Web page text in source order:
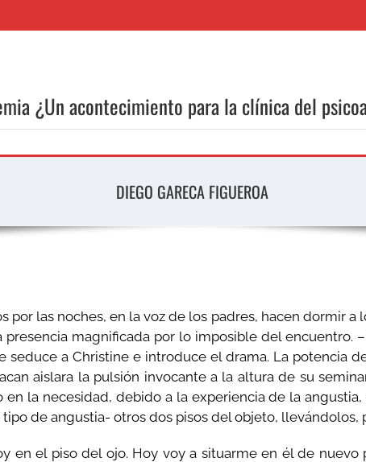
¿Un acontecimiento para la clínica del
DIEGO GARECA FIGUEROA
las noches, en la voz de los padres, hacen dormir a
magnificada por lo imposible del encuentro.
seduce a Christine e introduce el drama. La potencia
aislara la pulsión invocante a la altura de su
en la necesidad, debido a la experiencia de la
de angustia- otros dos pisos del objeto, llevándolos,
en el piso del ojo. Hoy voy a situarme en él de nuevo